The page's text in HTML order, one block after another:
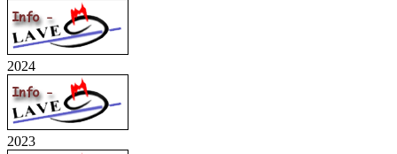
2024
2023